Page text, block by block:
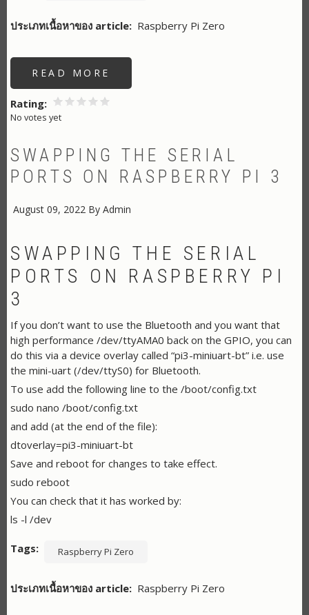
ประเภทเนื้อหาของ article Raspberry Pi Zero
READ MORE
COMMAND
Rating
No votes yet
SWAPPING THE SERIAL
PORTS ON RASPBERRY PI 3
August 09, 2022 By Admin
SWAPPING THE SERIAL
PORTS ON RASPBERRY PI
3
If you don’t want to use the Bluetooth and you want that
high performance /dev/ttyAMA0 back on the GPIO, you can
do this via a device overlay called “pi3-miniuart-bt” i.e. use
the mini-uart (/dev/ttyS0) for Bluetooth.
To use add the following line to the /boot/config.txt
sudo nano /boot/config.txt
and add (at the end of the file):
dtoverlay=pi3-miniuart-bt
Save and reboot for changes to take effect.
sudo reboot
You can check that it has worked by:
ls -l /dev
Tags Raspberry Pi Zero
ประเภทเนื้อหาของ article Raspberry Pi Zero